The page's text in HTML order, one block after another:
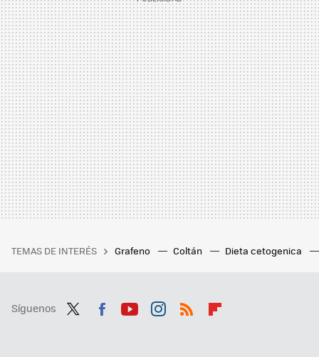
TEMAS DE INTERÉS Grafeno Coltán Dieta cetogenica
Síguenos